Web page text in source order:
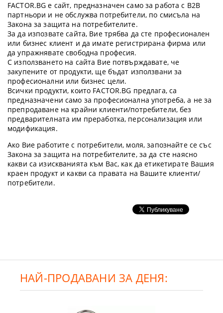
FACTOR.BG е сайт, предназначен само за работа с B2B
партньори и не обслужва потребители, по смисъла на
Закона за защита на потребителите.
За да изпозвате сайта, Вие трябва да сте професионален
или бизнес клиент и да имате регистрирана фирма или
да упражнявате свободна професия.
С използването на сайта Вие потвърждавате, че
закупените от продукти, ще бъдат използвани за
професионални или бизнес цели.
Всички продукти, които FACTOR.BG предлага, са
предназначени само за професионална употреба, а не за
препродаване на крайни клиенти/потребители, без
предварителната им преработка, персонализация или
модификация.
Ако Вие работите с потребители, моля, запознайте се със
Закона за защита на потребителите, за да сте наясно
какви са изискванията към Вас, как да етикетирате Вашия
краен продукт и какви са правата на Вашите клиенти/
потребители.
НАЙ-ПРОДАВАНИ ЗА ДЕНЯ: